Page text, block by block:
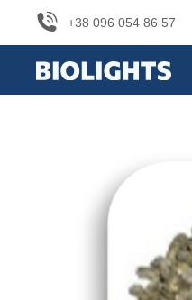
+38 096 054 86 57